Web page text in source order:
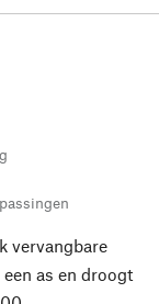
vervangbare
as en droogt